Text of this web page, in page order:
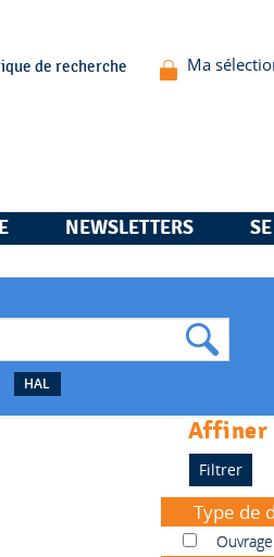
de recherche
NEWSLETTERS
HAL
affiner
Type de
OuvrageOuvrage